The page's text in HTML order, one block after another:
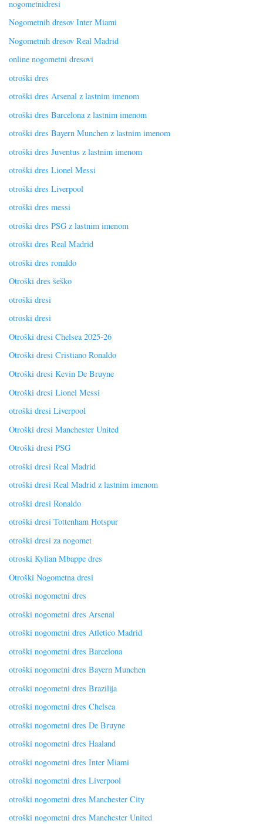
nogometnidresi
Nogometnih dresov Inter Miami
Nogometnih dresov Real Madrid
online nogometni dresovi
otroški dres
otroški dres Arsenal z lastnim imenom
otroški dres Barcelona z lastnim imenom
otroški dres Bayern Munchen z lastnim imenom
otroški dres Juventus z lastnim imenom
otroški dres Lionel Messi
otroški dres Liverpool
otroški dres messi
otroški dres PSG z lastnim imenom
otroški dres Real Madrid
otroški dres ronaldo
Otroški dres šeško
otroški dresi
otroski dresi
Otroški dresi Chelsea 2025-26
Otroški dresi Cristiano Ronaldo
Otroški dresi Kevin De Bruyne
Otroški dresi Lionel Messi
otroški dresi Liverpool
Otroški dresi Manchester United
Otroški dresi PSG
otroški dresi Real Madrid
otroški dresi Real Madrid z lastnim imenom
otroški dresi Ronaldo
otroški dresi Tottenham Hotspur
otroški dresi za nogomet
otroski Kylian Mbappe dres
Otroški Nogometna dresi
otroški nogometni dres
otroški nogometni dres Arsenal
otroški nogometni dres Atletico Madrid
otroški nogometni dres Barcelona
otroški nogometni dres Bayern Munchen
otroški nogometni dres Brazilija
otroški nogometni dres Chelsea
otroški nogometni dres De Bruyne
otroški nogometni dres Haaland
otroški nogometni dres Inter Miami
otroški nogometni dres Liverpool
otroški nogometni dres Manchester City
otroški nogometni dres Manchester United